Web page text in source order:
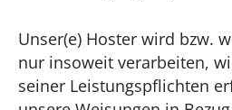
Unser(e) Hoster wird bzw.
nur insoweit verarbeiten,
seiner Leistungspflichten